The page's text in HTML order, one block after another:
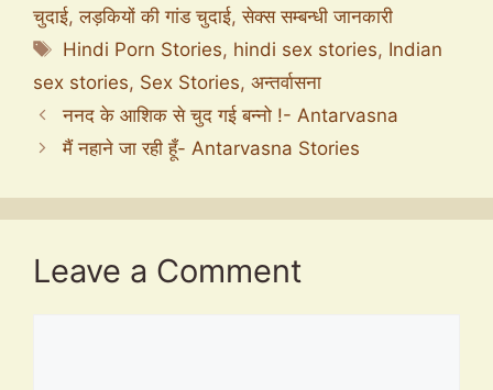
चुदाई,लड़कियों की गांड चुदाई,सेक्स सम्बन्धी जानकारी
Tags
Hindi Porn Stories, hindi sex stories, Indian
sex stories, Sex Stories, अन्तर्वासना
ननद के आशिक से चुद गई बन्नो !- Antarvasna
मैं नहाने जा रही हूँ- Antarvasna Stories
Leave a Comment